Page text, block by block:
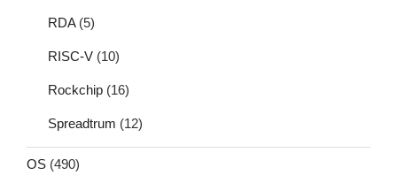
RDA(5)
RISC-V (10)
Rockchip (16)
Spreadtrum (12)
OS (490)